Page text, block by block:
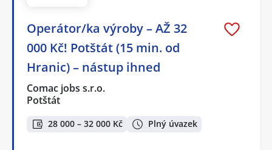
Operátor/ka výroby – AŽ 32
000 Kč! Potštát (15 min. od
Hranic) – nástup ihned
Comac jobs s.r.o.
Potštát
28 000 – 32 000 Kč Plný úvazek